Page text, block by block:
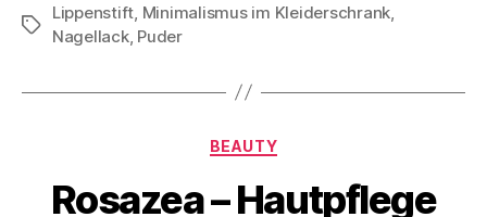
Schlagwörter
Lippenstift, Minimalismus im Kleiderschrank,
Nagellack, Puder
Kategorien
BEAUTY
Rosazea – Hautpflege